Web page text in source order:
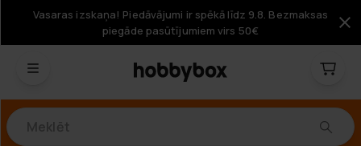
Vasaras izskaņa! Piedāvājumi ir spēkā līdz 9.8. Bezmaksas
piegāde pasūtījumiem virs 50€